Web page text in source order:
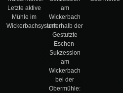
Letzte aktive
Mühle im
Wickerbachsystem
am
Wickerbach
unterhalb der
Gestutzte
Eschen-
Sukzession
am
Wickerbach
bei der
Obermühle: